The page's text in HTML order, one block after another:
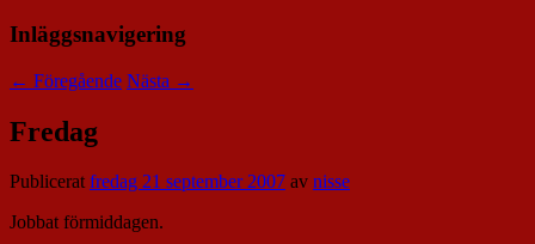
Inläggsnavigering
← Föregående Nästa →
Fredag
Publiceratfredag 21 september 2007 av nisse
Jobbat förmiddagen.